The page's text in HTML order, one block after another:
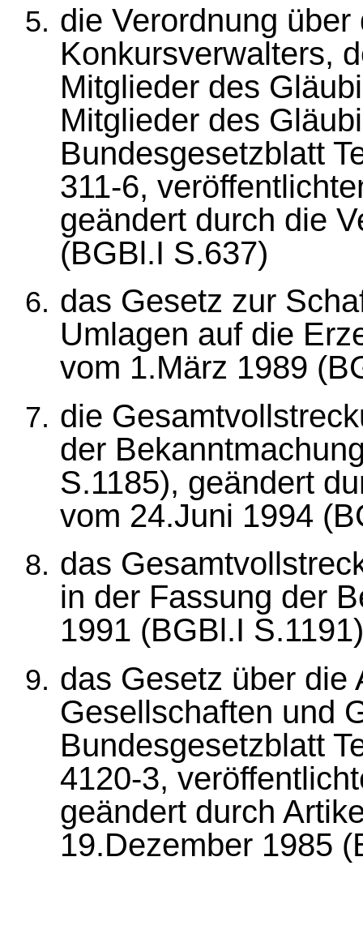
die Verordnung
Konkursverwalters,
Mitglieder des
Mitglieder des
Bundesgesetzblatt
311-6,
geändert durch die
(BGBl.I S.637)
das Gesetz zur
Umlagen auf die
vom 1.März 1989
die
der
S.1185), geändert
vom 24.Juni 1994
das
in der Fassung der
1991 (BGBl.I
das Gesetz über die
Gesellschaften und
Bundesgesetzblatt
4120-3,
geändert durch
19.Dezember 1985